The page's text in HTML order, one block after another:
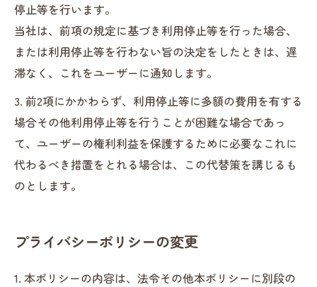
停止等を行います。
当社は、前項の規定に基づき利用停止等を行った場合、
または利用停止等を行わない旨の決定をしたときは、遅
滞なく、これをユーザーに通知します。
3. 前2項にかかわらず、利用停止等に多額の費用を有する
場合その他利用停止等を行うことが困難な場合であっ
て、ユーザーの権利利益を保護するために必要なこれに
代わるべき措置をとれる場合は、この代替策を講じるも
のとします。
プライバシーポリシーの変更
1. 本ポリシーの内容は、法令その他本ポリシーに別段の